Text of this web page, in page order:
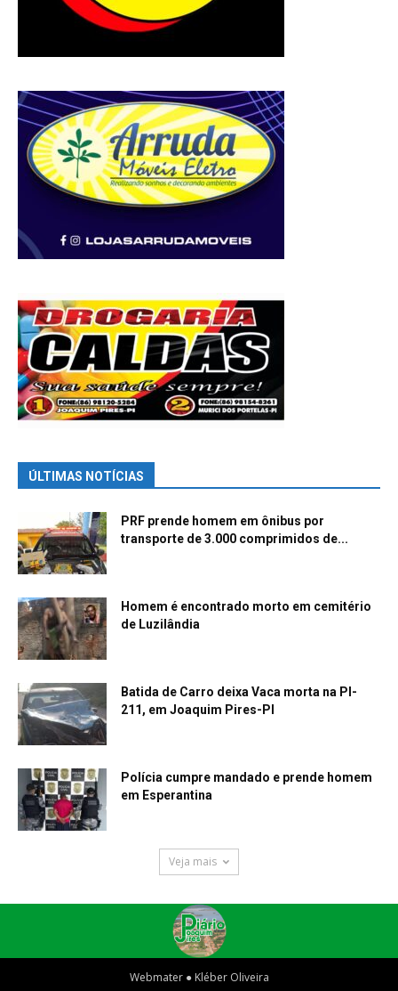
ÚLTIMAS NOTÍCIAS
PRF prende homem em ônibus por
transporte de 3.000 comprimidos de...
Homem é encontrado morto em cemitério
de Luzilândia
Batida de Carro deixa Vaca morta na PI-
211, em Joaquim Pires-PI
Polícia cumpre mandado e prende homem
em Esperantina
Veja mais
Webmater ● Kléber Oliveira